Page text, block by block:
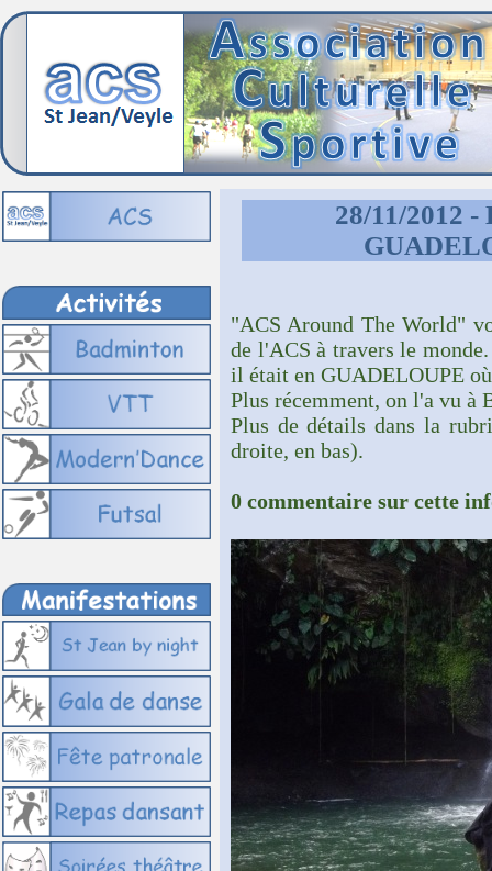
28/11/2012 -
"ACS Around The World"
de l'ACS à travers le
il était en GUADELOUPE
Plus récemment, on l'a vu à
Plus de détails dans la
droite, en bas).
0 commentaire sur cette